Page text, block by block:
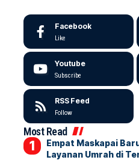
Facebook
Like
Youtube
Subscribe
RSS Feed
Follow
Most Read
Empat Maskapai
Layanan Umrah di